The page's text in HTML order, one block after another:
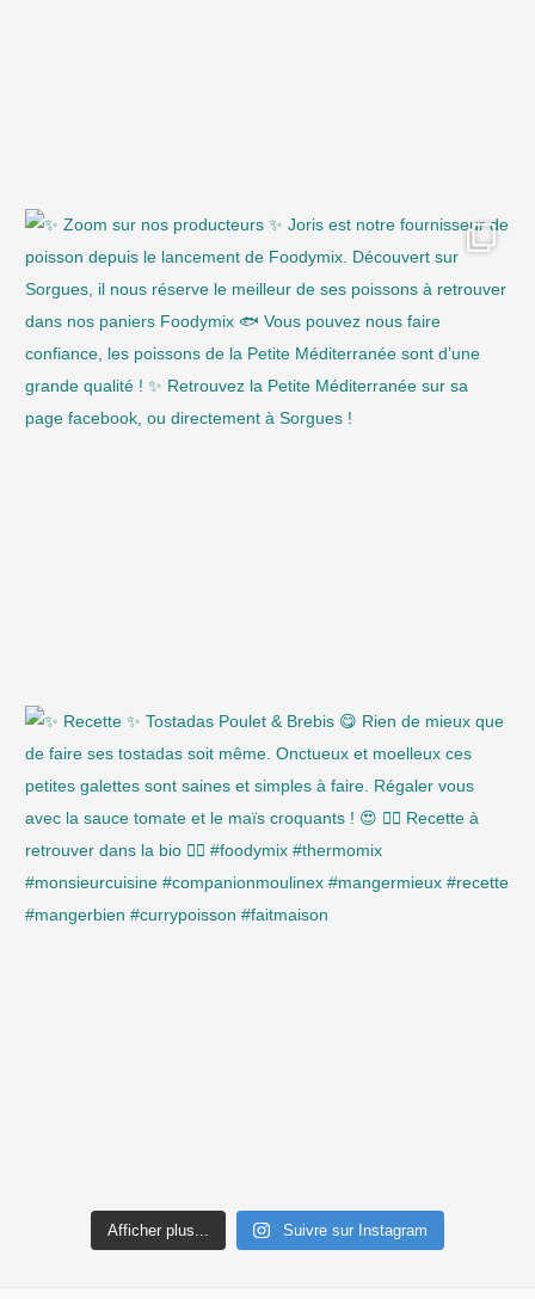
Afficher plus... Suivre sur Instagram